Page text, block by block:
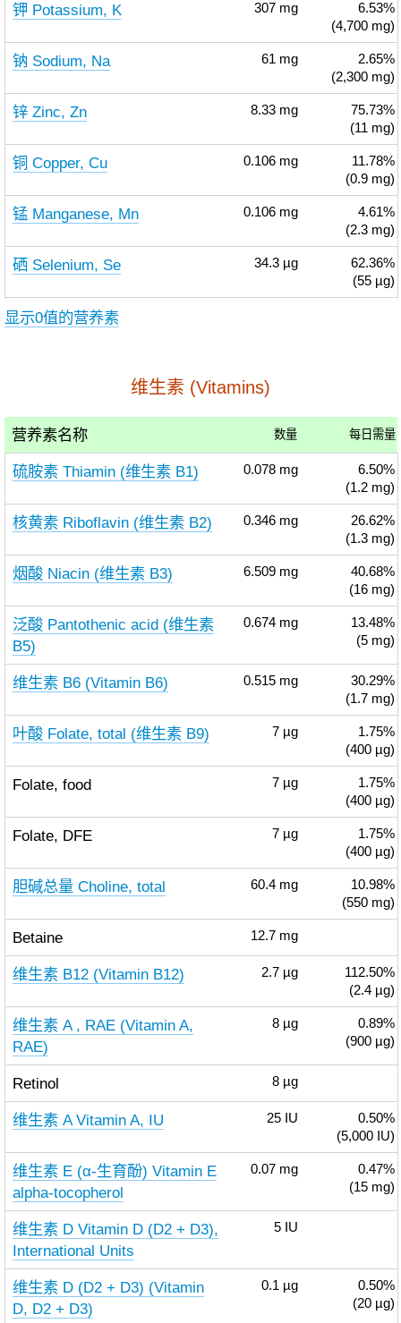
钾 Potassium, K 307 mg
6.53%
(4,700 mg)
钠 Sodium, Na 61 mg
2.65%
(2,300 mg)
锌 Zinc, Zn 8.33 mg
75.73%
(11 mg)
铜 Copper, Cu 0.106 mg
11.78%
(0.9 mg)
锰 Manganese, Mn 0.106 mg
4.61%
(2.3 mg)
硒 Selenium, Se 34.3 µg
62.36%
(55 µg)
显示0值的营养素
维生素 (Vitamins)
营养素名称 数量 每日需量
硫胺素 Thiamin (维生素 B1) 0.078 mg
6.50%
(1.2 mg)
核黄素 Riboflavin (维生素 B2) 0.346 mg
26.62%
(1.3 mg)
烟酸 Niacin (维生素 B3) 6.509 mg
40.68%
(16 mg)
泛酸 Pantothenic acid (维生素
B5)
0.674 mg
13.48%
(5 mg)
维生素 B6 (Vitamin B6) 0.515 mg
30.29%
(1.7 mg)
叶酸 Folate, total (维生素 B9) 7 µg
1.75%
(400 µg)
Folate, food 7 µg
1.75%
(400 µg)
Folate, DFE 7 µg
1.75%
(400 µg)
胆碱总量 Choline, total 60.4 mg
10.98%
(550 mg)
Betaine 12.7 mg
维生素 B12 (Vitamin B12) 2.7 µg
112.50%
(2.4 µg)
维生素 A , RAE (Vitamin A,
RAE)
8 µg
0.89%
(900 µg)
Retinol 8 µg
维生素 A Vitamin A, IU 25 IU
0.50%
(5,000 IU)
维生素 E (α-生育酚) Vitamin E
alpha-tocopherol
0.07 mg
0.47%
(15 mg)
维生素 D Vitamin D (D2 + D3),
International Units
5 IU
维生素 D (D2 + D3) (Vitamin
D, D2 + D3)
0.1 µg
0.50%
(20 µg)